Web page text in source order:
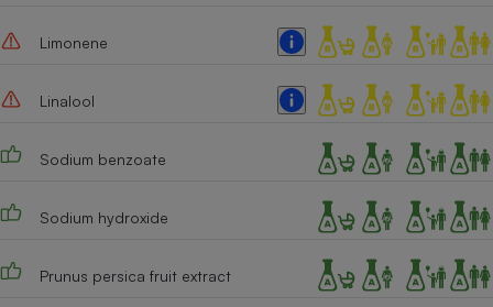
Limonene
Linalool
Sodium benzoate
Sodium hydroxide
Prunus persica fruit extract